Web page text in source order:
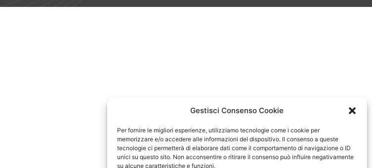
Gestisci Consenso Cookie
Per fornire le migliori esperienze, utilizziamo tecnologie come i cookie per
memorizzare e/o accedere alle informazioni del dispositivo. Il consenso a queste
tecnologie ci permetterà di elaborare dati come il comportamento di navigazione o ID
unici su questo sito. Non acconsentire o ritirare il consenso può influire negativamente
su alcune caratteristiche e funzioni.